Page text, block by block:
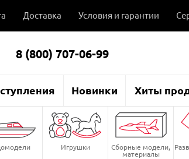
Доставка Условия и гарантии
8 (800) 707-06-99
Новинки Хиты
Игрушки Сборные модели,
материалы